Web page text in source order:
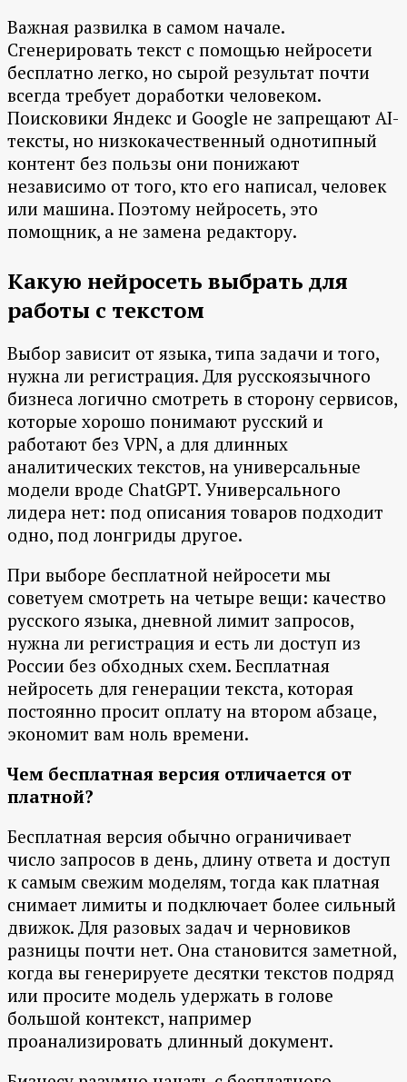
Важная развилка в самом начале.
Сгенерировать текст с помощью нейросети
бесплатно легко, но сырой результат почти
всегда требует доработки человеком.
Поисковики Яндекс и Google не запрещают AI-
тексты, но низкокачественный однотипный
контент без пользы они понижают
независимо от того, кто его написал, человек
или машина. Поэтому нейросеть, это
помощник, а не замена редактору.
Какую нейросеть выбрать для
работы с текстом
Выбор зависит от языка, типа задачи и того,
нужна ли регистрация. Для русскоязычного
бизнеса логично смотреть в сторону сервисов,
которые хорошо понимают русский и
работают без VPN, а для длинных
аналитических текстов, на универсальные
модели вроде ChatGPT. Универсального
лидера нет: под описания товаров подходит
одно, под лонгриды другое.
При выборе бесплатной нейросети мы
советуем смотреть на четыре вещи: качество
русского языка, дневной лимит запросов,
нужна ли регистрация и есть ли доступ из
России без обходных схем. Бесплатная
нейросеть для генерации текста, которая
постоянно просит оплату на втором абзаце,
экономит вам ноль времени.
Чем бесплатная версия отличается от
платной?
Бесплатная версия обычно ограничивает
число запросов в день, длину ответа и доступ
к самым свежим моделям, тогда как платная
снимает лимиты и подключает более сильный
движок. Для разовых задач и черновиков
разницы почти нет. Она становится заметной,
когда вы генерируете десятки текстов подряд
или просите модель удержать в голове
большой контекст, например
проанализировать длинный документ.